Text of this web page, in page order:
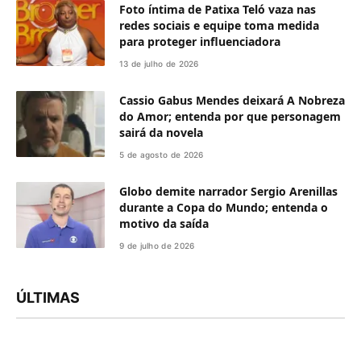
Foto íntima de Patixa Teló vaza nas
redes sociais e equipe toma medida
para proteger influenciadora
13 de julho de 2026
Cassio Gabus Mendes deixará A Nobreza
do Amor; entenda por que personagem
sairá da novela
5 de agosto de 2026
Globo demite narrador Sergio Arenillas
durante a Copa do Mundo; entenda o
motivo da saída
9 de julho de 2026
ÚLTIMAS